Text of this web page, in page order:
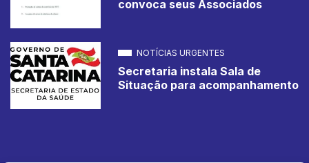
convoca seus Associados
NOTÍCIAS URGENTES
Secretaria instala Sala de
Situação para acompanhamento